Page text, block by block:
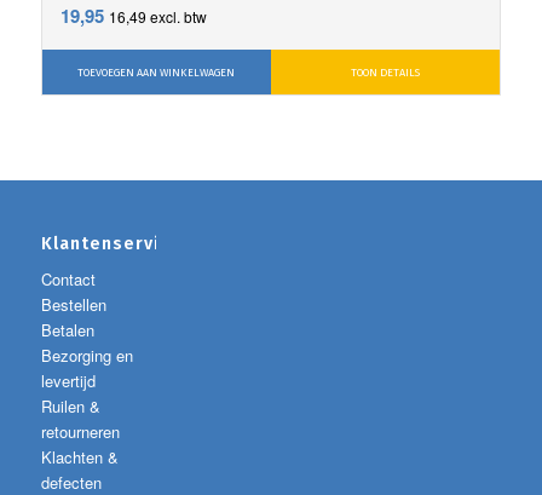
19,95 16,49 excl. btw
TOEVOEGEN AAN WINKELWAGEN TOON DETAILS
Klantenservice
Contact
Bestellen
Betalen
Bezorging en
levertijd
Ruilen &
retourneren
Klachten &
defecten